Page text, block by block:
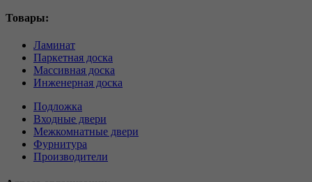
Товары:
Ламинат
Паркетная доска
Массивная доска
Инженерная доска
Подложка
Входные двери
Межкомнатные двери
Фурнитура
Производители